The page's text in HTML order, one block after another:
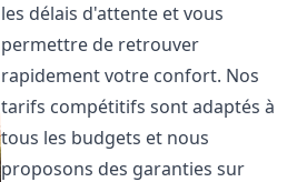
les délais d'attente et vous
permettre de retrouver
rapidement votre confort. Nos
tarifs compétitifs sont adaptés à
tous les budgets et nous
proposons des garanties sur